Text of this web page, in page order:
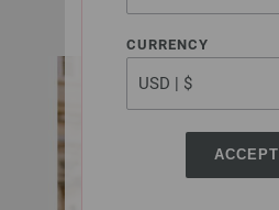
of America
CURRENCY
ACCEPT